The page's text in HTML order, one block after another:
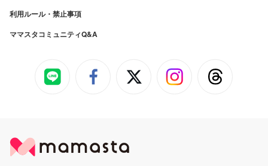
利用ルール・禁止事項
ママスタコミュニティQ&A